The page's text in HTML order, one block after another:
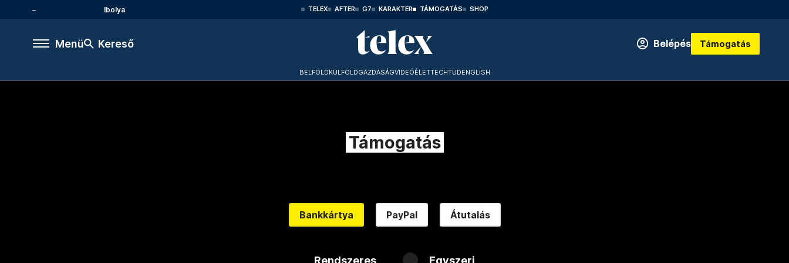
Ibolya TELEX AFTER G7 KARAKTER TÁMOGATÁS SHOP
Menü Kereső Belépés Támogatás
BELFÖLDKÜLFÖLDGAZDASÁGVIDEÓÉLETTECHTUDENGLISH
Támogatás
Bankkártya PayPal Átutalás
Rendszeres Egyszeri